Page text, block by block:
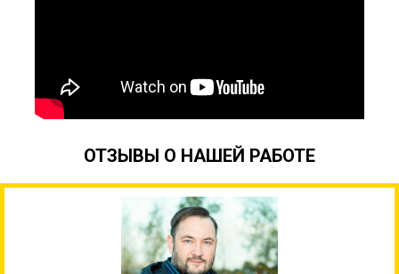
ОТЗЫВЫ О НАШЕЙ РАБОТЕ